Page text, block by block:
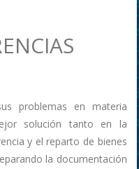
problemas en materia
solución tanto en la
y el reparto de bienes
la documentación